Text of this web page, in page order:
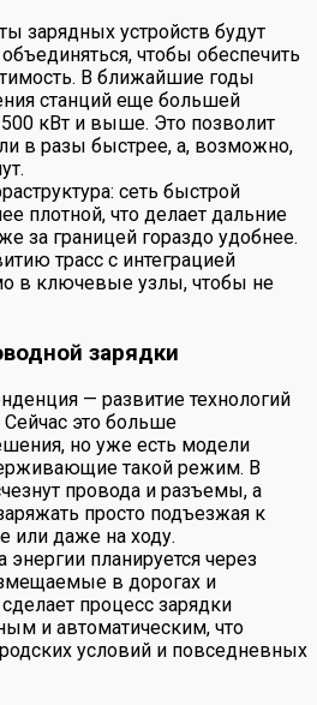
зарядных устройств будут
чтобы обеспечить
В ближайшие годы
станций еще большей
кВт и выше. Это позволит
в разы быстрее, а, возможно,
сеть быстрой
плотной, что делает дальние
за границей гораздо удобнее.
трасс с интеграцией
в ключевые узлы, чтобы не
зарядки
— развитие технологий
это больше
но уже есть модели
такой режим. В
провода и разъемы, а
просто подъезжая к
или даже на ходу.
планируется через
в дорогах и
процесс зарядки
и автоматическим, что
условий и повседневных